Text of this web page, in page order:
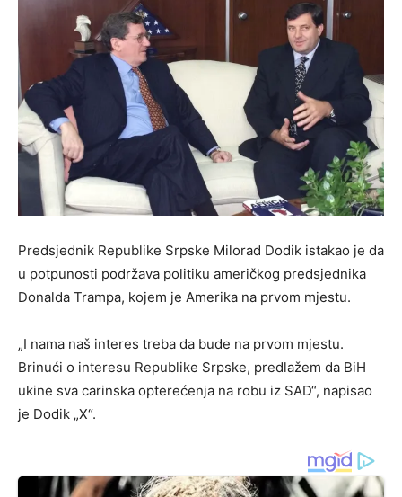
Predsjednik Republike Srpske Milorad Dodik istakao je da
u potpunosti podržava politiku američkog predsjednika
Donalda Trampa, kojem je Amerika na prvom mjestu.
„I nama naš interes treba da bude na prvom mjestu.
Brinući o interesu Republike Srpske, predlažem da BiH
ukine sva carinska opterećenja na robu iz SAD“, napisao
je Dodik „X“.